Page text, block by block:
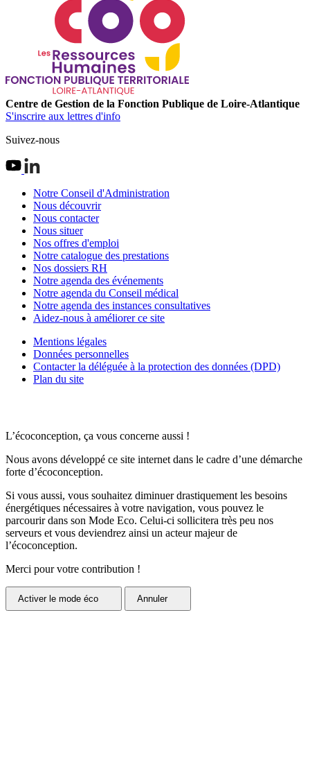
Centre de Gestion de la Fonction Publique de Loire-Atlantique
S'inscrire aux lettres d'info
Suivez-nous
Notre Conseil d'Administration
Nous découvrir
Nous contacter
Nous situer
Nos offres d'emploi
Notre catalogue des prestations
Nos dossiers RH
Notre agenda des événements
Notre agenda du Conseil médical
Notre agenda des instances consultatives
Aidez-nous à améliorer ce site
Mentions légales
Données personnelles
Contacter la déléguée à la protection des données (DPD)
Plan du site
L’écoconception, ça vous concerne aussi !
Nous avons développé ce site internet dans le cadre d’une démarche
forte d’écoconception.
Si vous aussi, vous souhaitez diminuer drastiquement les besoins
énergétiques nécessaires à votre navigation, vous pouvez le
parcourir dans son Mode Eco. Celui-ci sollicitera très peu nos
serveurs et vous deviendrez ainsi un acteur majeur de
l’écoconception.
Merci pour votre contribution !
Activerle mode éco Annuler